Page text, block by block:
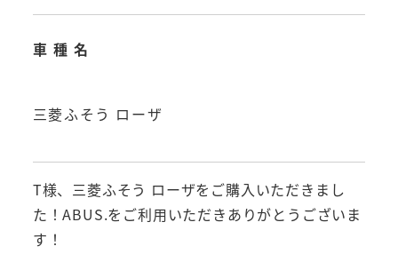
車 種 名
三菱ふそう ローザ
T様、三菱ふそう ローザをご購入いただきまし
た！ABUS.をご利用いただきありがとうございま
す！